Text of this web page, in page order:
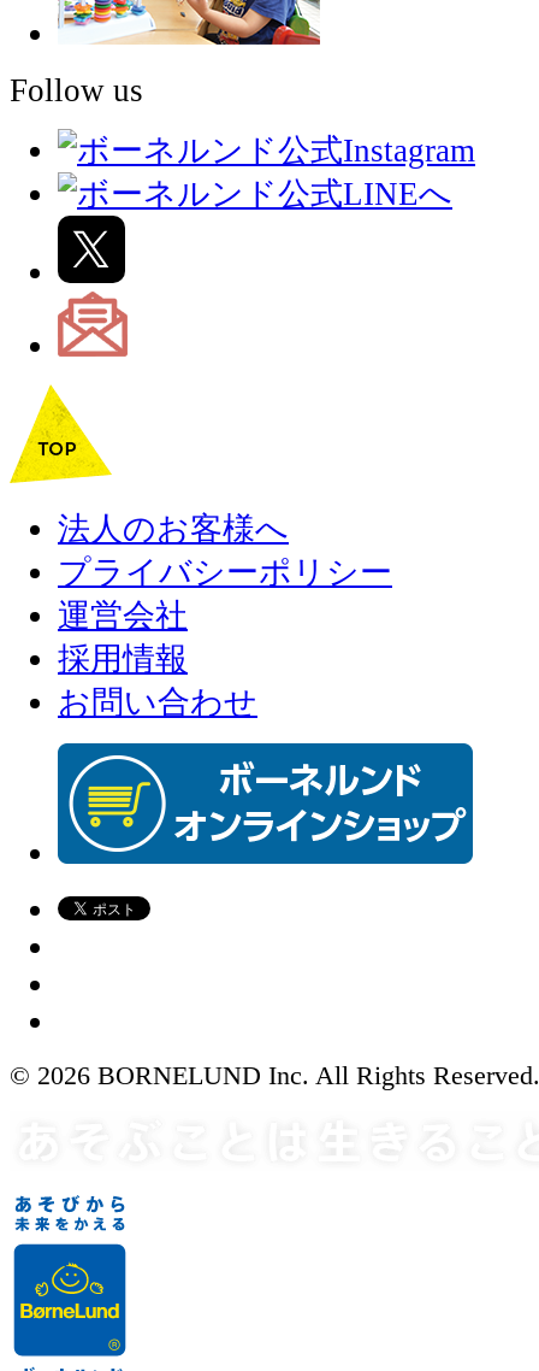
Follow us
法人のお客様へ
プライバシーポリシー
運営会社
採用情報
お問い合わせ
© 2026 BORNELUND Inc. All Rights Reserved.